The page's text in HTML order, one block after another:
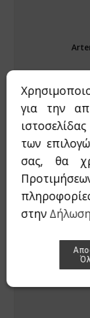
- Konjak
Triphala
Bromelain
Fenugreek
Βerberine
MASSAGE
για την
των
σας, θα
στην